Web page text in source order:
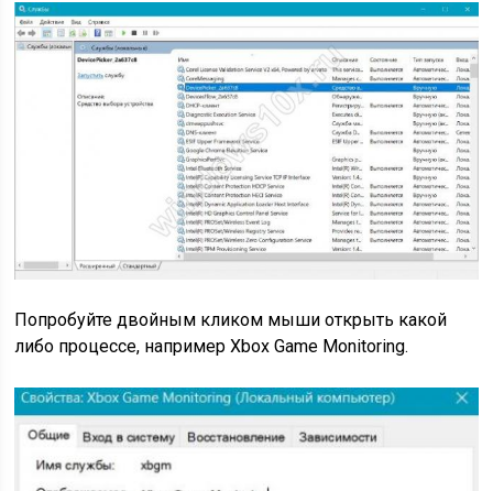
Попробуйте двойным кликом мыши открыть какой
либо процессе, например Xbox Game Monitoring.